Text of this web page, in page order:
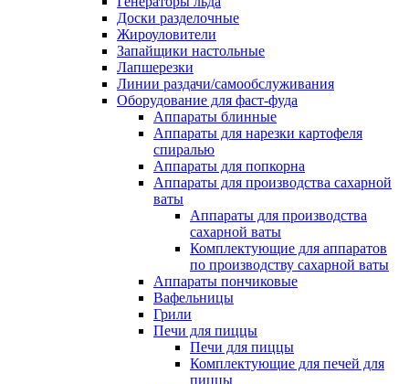
Доски разделочные
Жироуловители
Запайщики настольные
Лапшерезки
Линии раздачи/самообслуживания
Оборудование для фаст-фуда
Аппараты блинные
Аппараты для нарезки картофеля
спиралью
Аппараты для попкорна
Аппараты для производства сахарной
ваты
Аппараты для производства
сахарной ваты
Комплектующие для аппаратов
по производству сахарной ваты
Аппараты пончиковые
Вафельницы
Грили
Печи для пиццы
Печи для пиццы
Комплектующие для печей для
пиццы